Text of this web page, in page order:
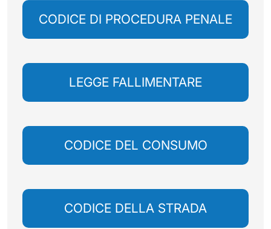
CODICE DI PROCEDURA PENALE
LEGGE FALLIMENTARE
CODICE DEL CONSUMO
CODICE DELLA STRADA